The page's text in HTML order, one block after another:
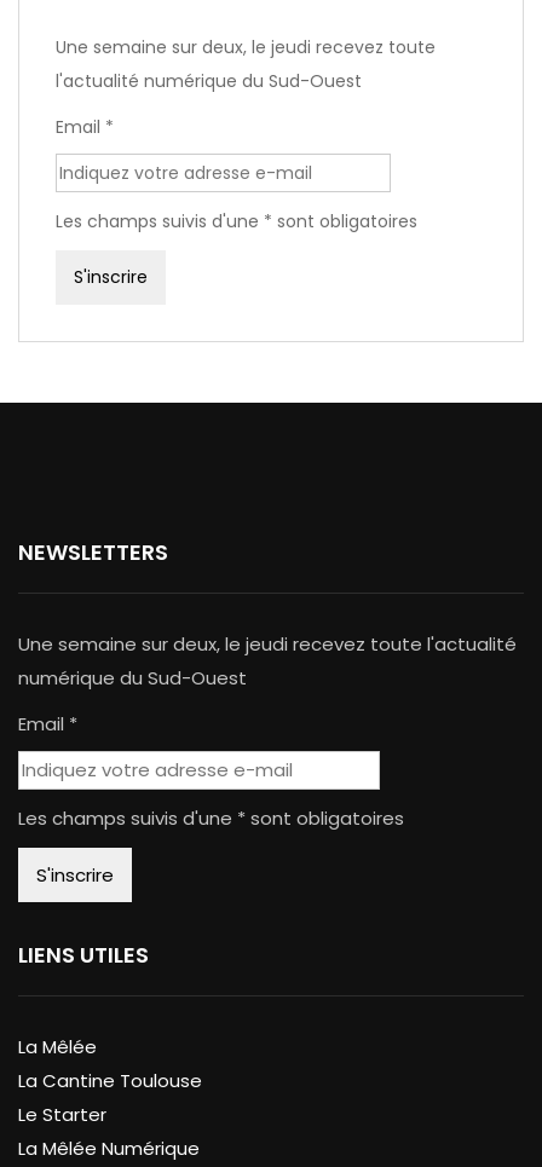
Une semaine sur deux, le jeudi recevez toute
l'actualité numérique du Sud-Ouest
Email *
Les champs suivis d'une * sont obligatoires
NEWSLETTERS
Une semaine sur deux, le jeudi recevez toute l'actualité
numérique du Sud-Ouest
Email *
Les champs suivis d'une * sont obligatoires
LIENS UTILES
La Mêlée
La Cantine Toulouse
Le Starter
La Mêlée Numérique